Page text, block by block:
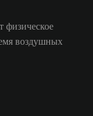
физическое
воздушных